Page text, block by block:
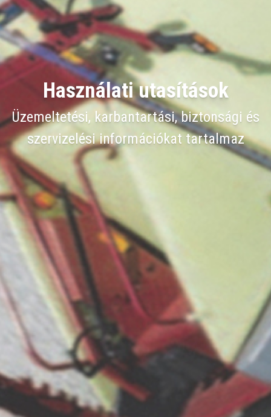
Használati utasítások
Üzemeltetési, karbantartási, biztonsági és
szervizelési információkat tartalmaz